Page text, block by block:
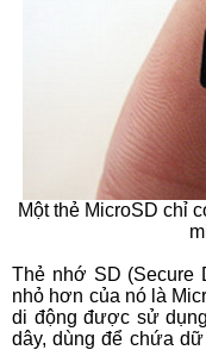
Một thẻ MicroSD chỉ
Thẻ nhớ SD (Secure
nhỏ hơn của nó là
di động được sử
dây, dùng để chứa